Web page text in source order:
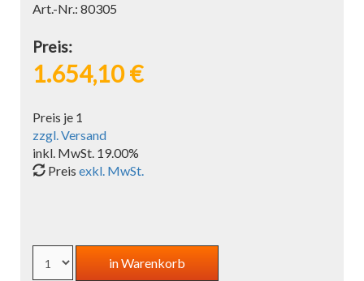
Art.-Nr.: 80305
Preis:
1.654,10 €
Preis je 1
zzgl. Versand
inkl. MwSt. 19.00%
Preis exkl. MwSt.